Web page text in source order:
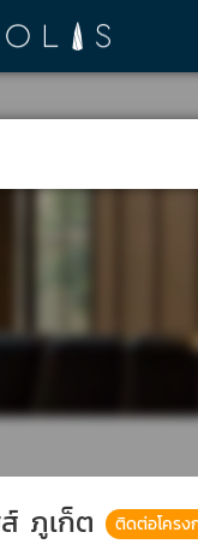
ส์ ภูเก็ต ติดต่อโครง